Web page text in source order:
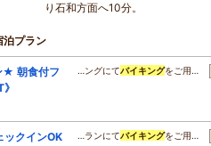
り石和方面へ10分。
泊プラン
★ 朝食付フ
…ングにてバイキングをご用…
ックインOK
…ランにてバイキングをご用…